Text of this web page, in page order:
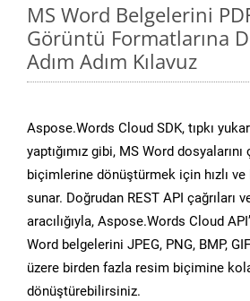
MS Word Belgelerini
Görüntü Formatlarına
Adım Adım Kılavuz
Aspose.Words Cloud SDK, tıpkı
yaptığımız gibi, MS Word
biçimlerine dönüştürmek için hızlı
sunar. Doğrudan REST API çağrıları
aracılığıyla, Aspose.Words Cloud
Word belgelerini JPEG, PNG, BMP,
üzere birden fazla resim biçimine
dönüştürebilirsiniz.